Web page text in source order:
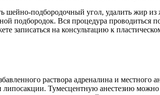
подбородочный угол, удалить жир из
подбородок. Вся процедура проводиться
записаться на консультацию к
раствора адреналина и местного
липосакции. Тумесцентную анестезию